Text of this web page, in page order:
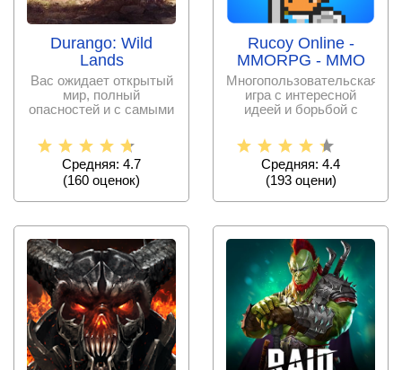
Durango: Wild
Lands
Вас ожидает открытый
мир, полный
опасностей и с самыми
динозаврами! Здесь
Средняя: 4.7
(160 оценок)
Rucoy Online -
MMORPG - MMO
Многопользовательская
игра с интересной
идеей и борьбой с
режиме
Средняя: 4.4
(193оцени)